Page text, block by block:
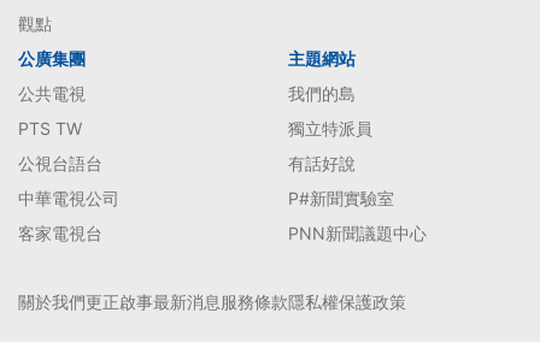
觀點
公廣集團
公共電視
PTS TW
公視台語台
中華電視公司
客家電視台
主題網站
我們的島
獨立特派員
有話好說
P#新聞實驗室
PNN新聞議題中心
關於我們更正啟事最新消息服務條款隱私權保護政策